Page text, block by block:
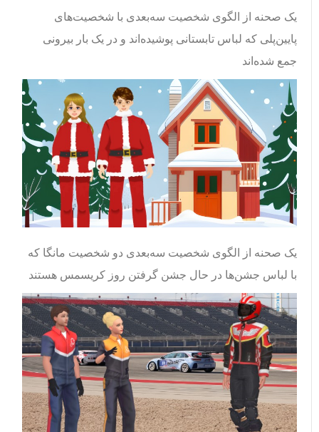
یک صحنه از الگوی شخصیت سه‌بعدی با شخصیت‌های
پایین‌پلی که لباس تابستانی پوشیده‌اند و در یک بار بیرونی
جمع شده‌اند
یک صحنه از الگوی شخصیت سه‌بعدی دو شخصیت مانگا که
با لباس جشن‌ها در حال جشن گرفتن روز کریسمس هستند